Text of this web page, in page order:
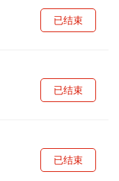
已结束
已结束
已结束